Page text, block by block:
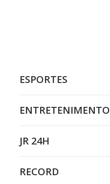
ESPORTES
ENTRETENIMENTO
JR 24H
RECORD